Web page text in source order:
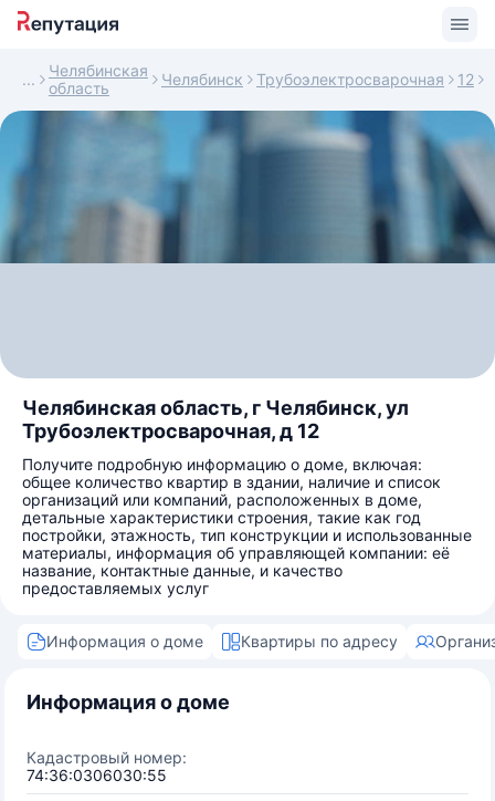
Челябинская
область
Челябинск Трубоэлектросварочная 12
Челябинская область, г Челябинск, ул
Трубоэлектросварочная, д 12
Получите подробную информацию о доме, включая:
общее количество квартир в здании, наличие и список
организаций или компаний, расположенных в доме,
детальные характеристики строения, такие как год
постройки, этажность, тип конструкции и использованные
материалы, информация об управляющей компании: её
название, контактные данные, и качество
предоставляемых услуг
Информация о доме Квартиры по адресу
Информация о доме
Кадастровый номер:
74:36:0306030:55